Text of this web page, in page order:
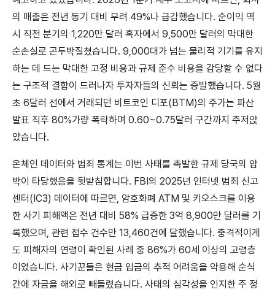
의 매출은 전년 동기 대비 무려 49%나 급감했습니다. 순이익 역
시 직전 분기의 1,220만 달러 흑자에서 9,500만 달러의 막대한
순손실로 곤두박질쳤습니다. 9,000대가 넘는 물리적 기기를 유지
하는 데 드는 막대한 고정 비용과 규제 준수 비용을 감당할 수 없다
는 구조적 결함이 드러나자 투자자들의 신뢰는 증발했습니다. 5월
초 6달러 선에서 거래되던 비트코인 디포(BTM)의 주가는 파산
발표 직후 80%가량 폭락하며 0.60~0.75달러 구간까지 주저앉
았습니다.
온체인 데이터와 범죄 통계는 이번 사태를 촉발한 규제 당국의 압
박이 타당했음을 뒷받침합니다. FBI의 2025년 인터넷 범죄 신고
센터(IC3) 데이터에 따르면, 암호화폐 ATM 및 키오스크를 이용
한 사기 피해액은 전년 대비 58% 급증한 3억 8,900만 달러를 기
록했으며, 관련 접수 건수만 13,460건에 달했습니다. 충격적이게
도 피해자의 연령이 확인된 사례 중 86%가 60세 이상의 고령층
이었습니다. 사기꾼들은 현금 입금의 추적 어려움을 악용해 순식
간에 자금을 해외로 빼돌렸습니다. 사태의 심각성을 인지한 주 정